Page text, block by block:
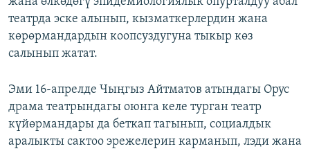
театрда эске алынып, кызматкерлердин жана
көрөрмандардын коопсуздугуна тыкыр көз
салынып жатат.
Эми 16-апрелде Чыңгыз Айтматов атындагы Орус
драма театрындагы оюнга келе турган театр
күйөрмандары да беткап тагынып, социалдык
аралыкты сактоо эрежелерин карманып, лэди жана